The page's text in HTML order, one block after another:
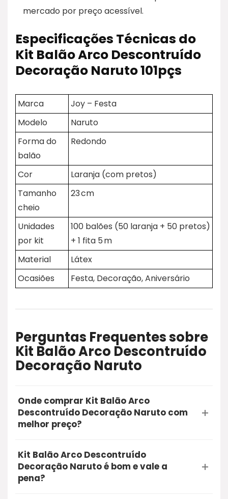
mercado por preço acessível.
Especificações Técnicas do
Kit Balão Arco Descontruído
Decoração Naruto 101pçs
Marca
Joy – Festa
Modelo
Naruto
Forma do
balão
Redondo
Cor
Laranja (com pretos)
Tamanho
cheio
23 cm
Unidades
por kit
100 balões (50 laranja + 50 pretos)
+ 1 fita 5 m
Material
Látex
Ocasiões
Festa, Decoração, Aniversário
Perguntas Frequentes sobre
Kit Balão Arco Descontruído
Decoração Naruto
Onde comprar Kit Balão Arco
Descontruído Decoração Naruto com
melhor preço?
A opção mais segura e recomendada para
comprar o Kit Balão Arco Descontruído
Decoração Naruto é através do Mercado Livre.
Kit Balão Arco Descontruído
Decoração Naruto é bom e vale a
pena?